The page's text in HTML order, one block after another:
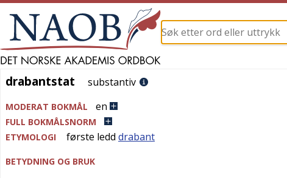
drabantstat
drabantstat substantiv
MODERAT BOKMÅL en
FULL BOKMÅLSNORM
ETYMOLOGI
første ledd drabant
BETYDNING OG BRUK